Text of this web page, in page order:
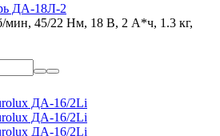
ДА-18Л-2
мин, 45/22 Нм, 18 В, 2 А*ч, 1.3 кг,